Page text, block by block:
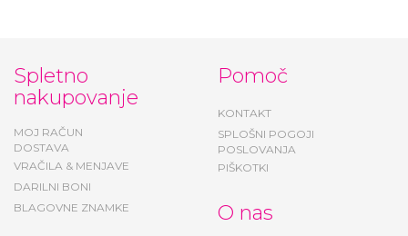
Spletno
nakupovanje
MOJ RAČUN
DOSTAVA
VRAČILA & MENJAVE
DARILNI BONI
BLAGOVNE ZNAMKE
Pomoč
KONTAKT
SPLOŠNI POGOJI
POSLOVANJA
PIŠKOTKI
O nas